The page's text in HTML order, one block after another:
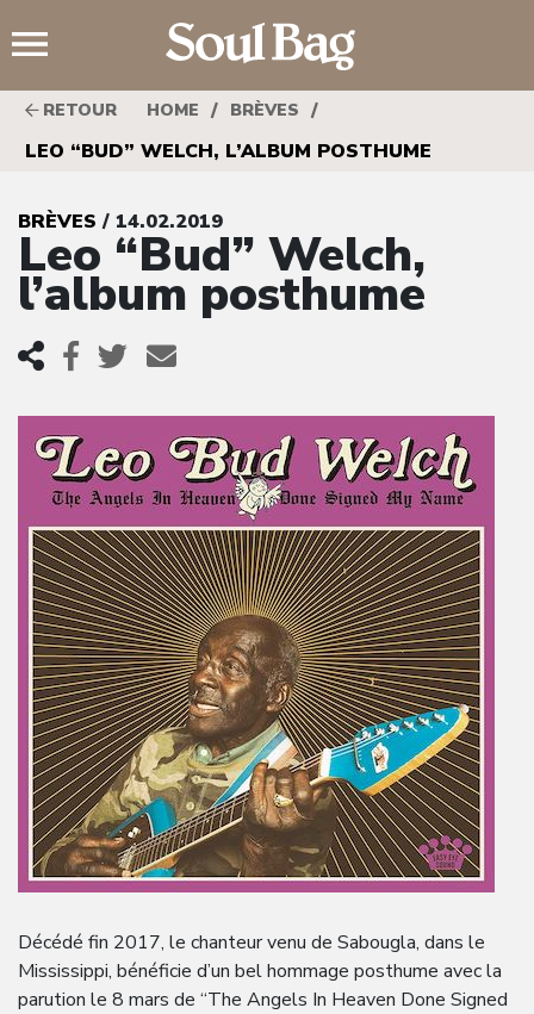
RETOUR HOME / BRÈVES /
LEO “BUD” WELCH, L’ALBUM POSTHUME
BRÈVES / 14.02.2019
Leo “Bud” Welch,
l’album posthume
Décédé fin 2017, le chanteur venu de Sabougla, dans le
Mississippi, bénéficie d’un bel hommage posthume avec la
parution le 8 mars de “The Angels In Heaven Done Signed